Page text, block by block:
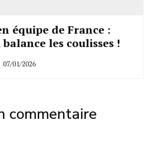
équipe de France :
les coulisses !
07/01/2026
commentaire